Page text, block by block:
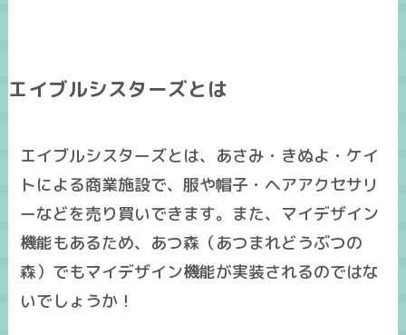
エイブルシスターズとは
エイブルシスターズとは、あさみ・きぬよ・ケイ
トによる商業施設で、服や帽子・ヘアアクセサリ
ーなどを売り買いできます。また、マイデザイン
機能もあるため、あつ森（あつまれどうぶつの
森）でもマイデザイン機能が実装されるのではな
いでしょうか！